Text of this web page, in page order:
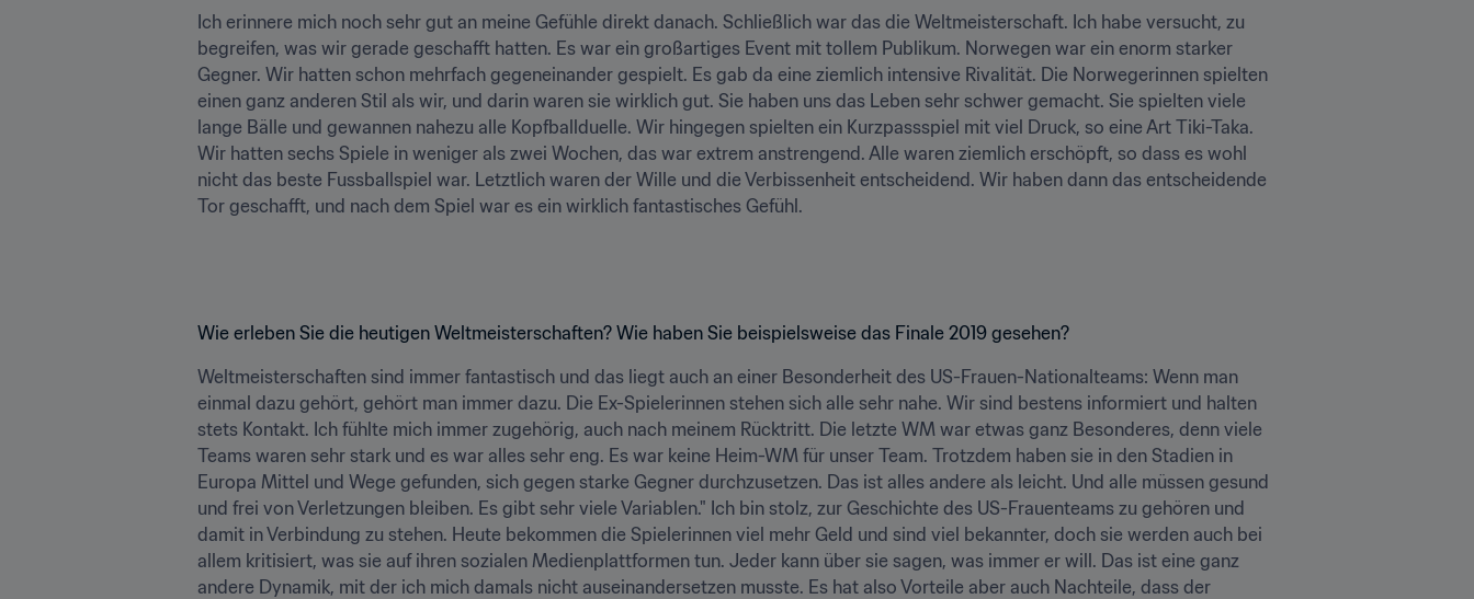
Ich erinnere mich noch sehr gut an meine Gefühle direkt danach. Schließlich war das die Weltmeisterschaft. Ich habe versucht, zu
begreifen, was wir gerade geschafft hatten. Es war ein großartiges Event mit tollem Publikum. Norwegen war ein enorm starker
Gegner. Wir hatten schon mehrfach gegeneinander gespielt. Es gab da eine ziemlich intensive Rivalität. Die Norwegerinnen spielten
einen ganz anderen Stil als wir, und darin waren sie wirklich gut. Sie haben uns das Leben sehr schwer gemacht. Sie spielten viele
lange Bälle und gewannen nahezu alle Kopfballduelle. Wir hingegen spielten ein Kurzpassspiel mit viel Druck, so eine Art Tiki-Taka.
Wir hatten sechs Spiele in weniger als zwei Wochen, das war extrem anstrengend. Alle waren ziemlich erschöpft, so dass es wohl
nicht das beste Fussballspiel war. Letztlich waren der Wille und die Verbissenheit entscheidend. Wir haben dann das entscheidende
Tor geschafft, und nach dem Spiel war es ein wirklich fantastisches Gefühl.
Wie erleben Sie die heutigen Weltmeisterschaften? Wie haben Sie beispielsweise das Finale 2019 gesehen?
Weltmeisterschaften sind immer fantastisch und das liegt auch an einer Besonderheit des US-Frauen-Nationalteams: Wenn man
einmal dazu gehört, gehört man immer dazu. Die Ex-Spielerinnen stehen sich alle sehr nahe. Wir sind bestens informiert und halten
stets Kontakt. Ich fühlte mich immer zugehörig, auch nach meinem Rücktritt. Die letzte WM war etwas ganz Besonderes, denn viele
Teams waren sehr stark und es war alles sehr eng. Es war keine Heim-WM für unser Team. Trotzdem haben sie in den Stadien in
Europa Mittel und Wege gefunden, sich gegen starke Gegner durchzusetzen. Das ist alles andere als leicht. Und alle müssen gesund
und frei von Verletzungen bleiben. Es gibt sehr viele Variablen." Ich bin stolz, zur Geschichte des US-Frauenteams zu gehören und
damit in Verbindung zu stehen. Heute bekommen die Spielerinnen viel mehr Geld und sind viel bekannter, doch sie werden auch bei
allem kritisiert, was sie auf ihren sozialen Medienplattformen tun. Jeder kann über sie sagen, was immer er will. Das ist eine ganz
andere Dynamik, mit der ich mich damals nicht auseinandersetzen musste. Es hat also Vorteile aber auch Nachteile, dass der